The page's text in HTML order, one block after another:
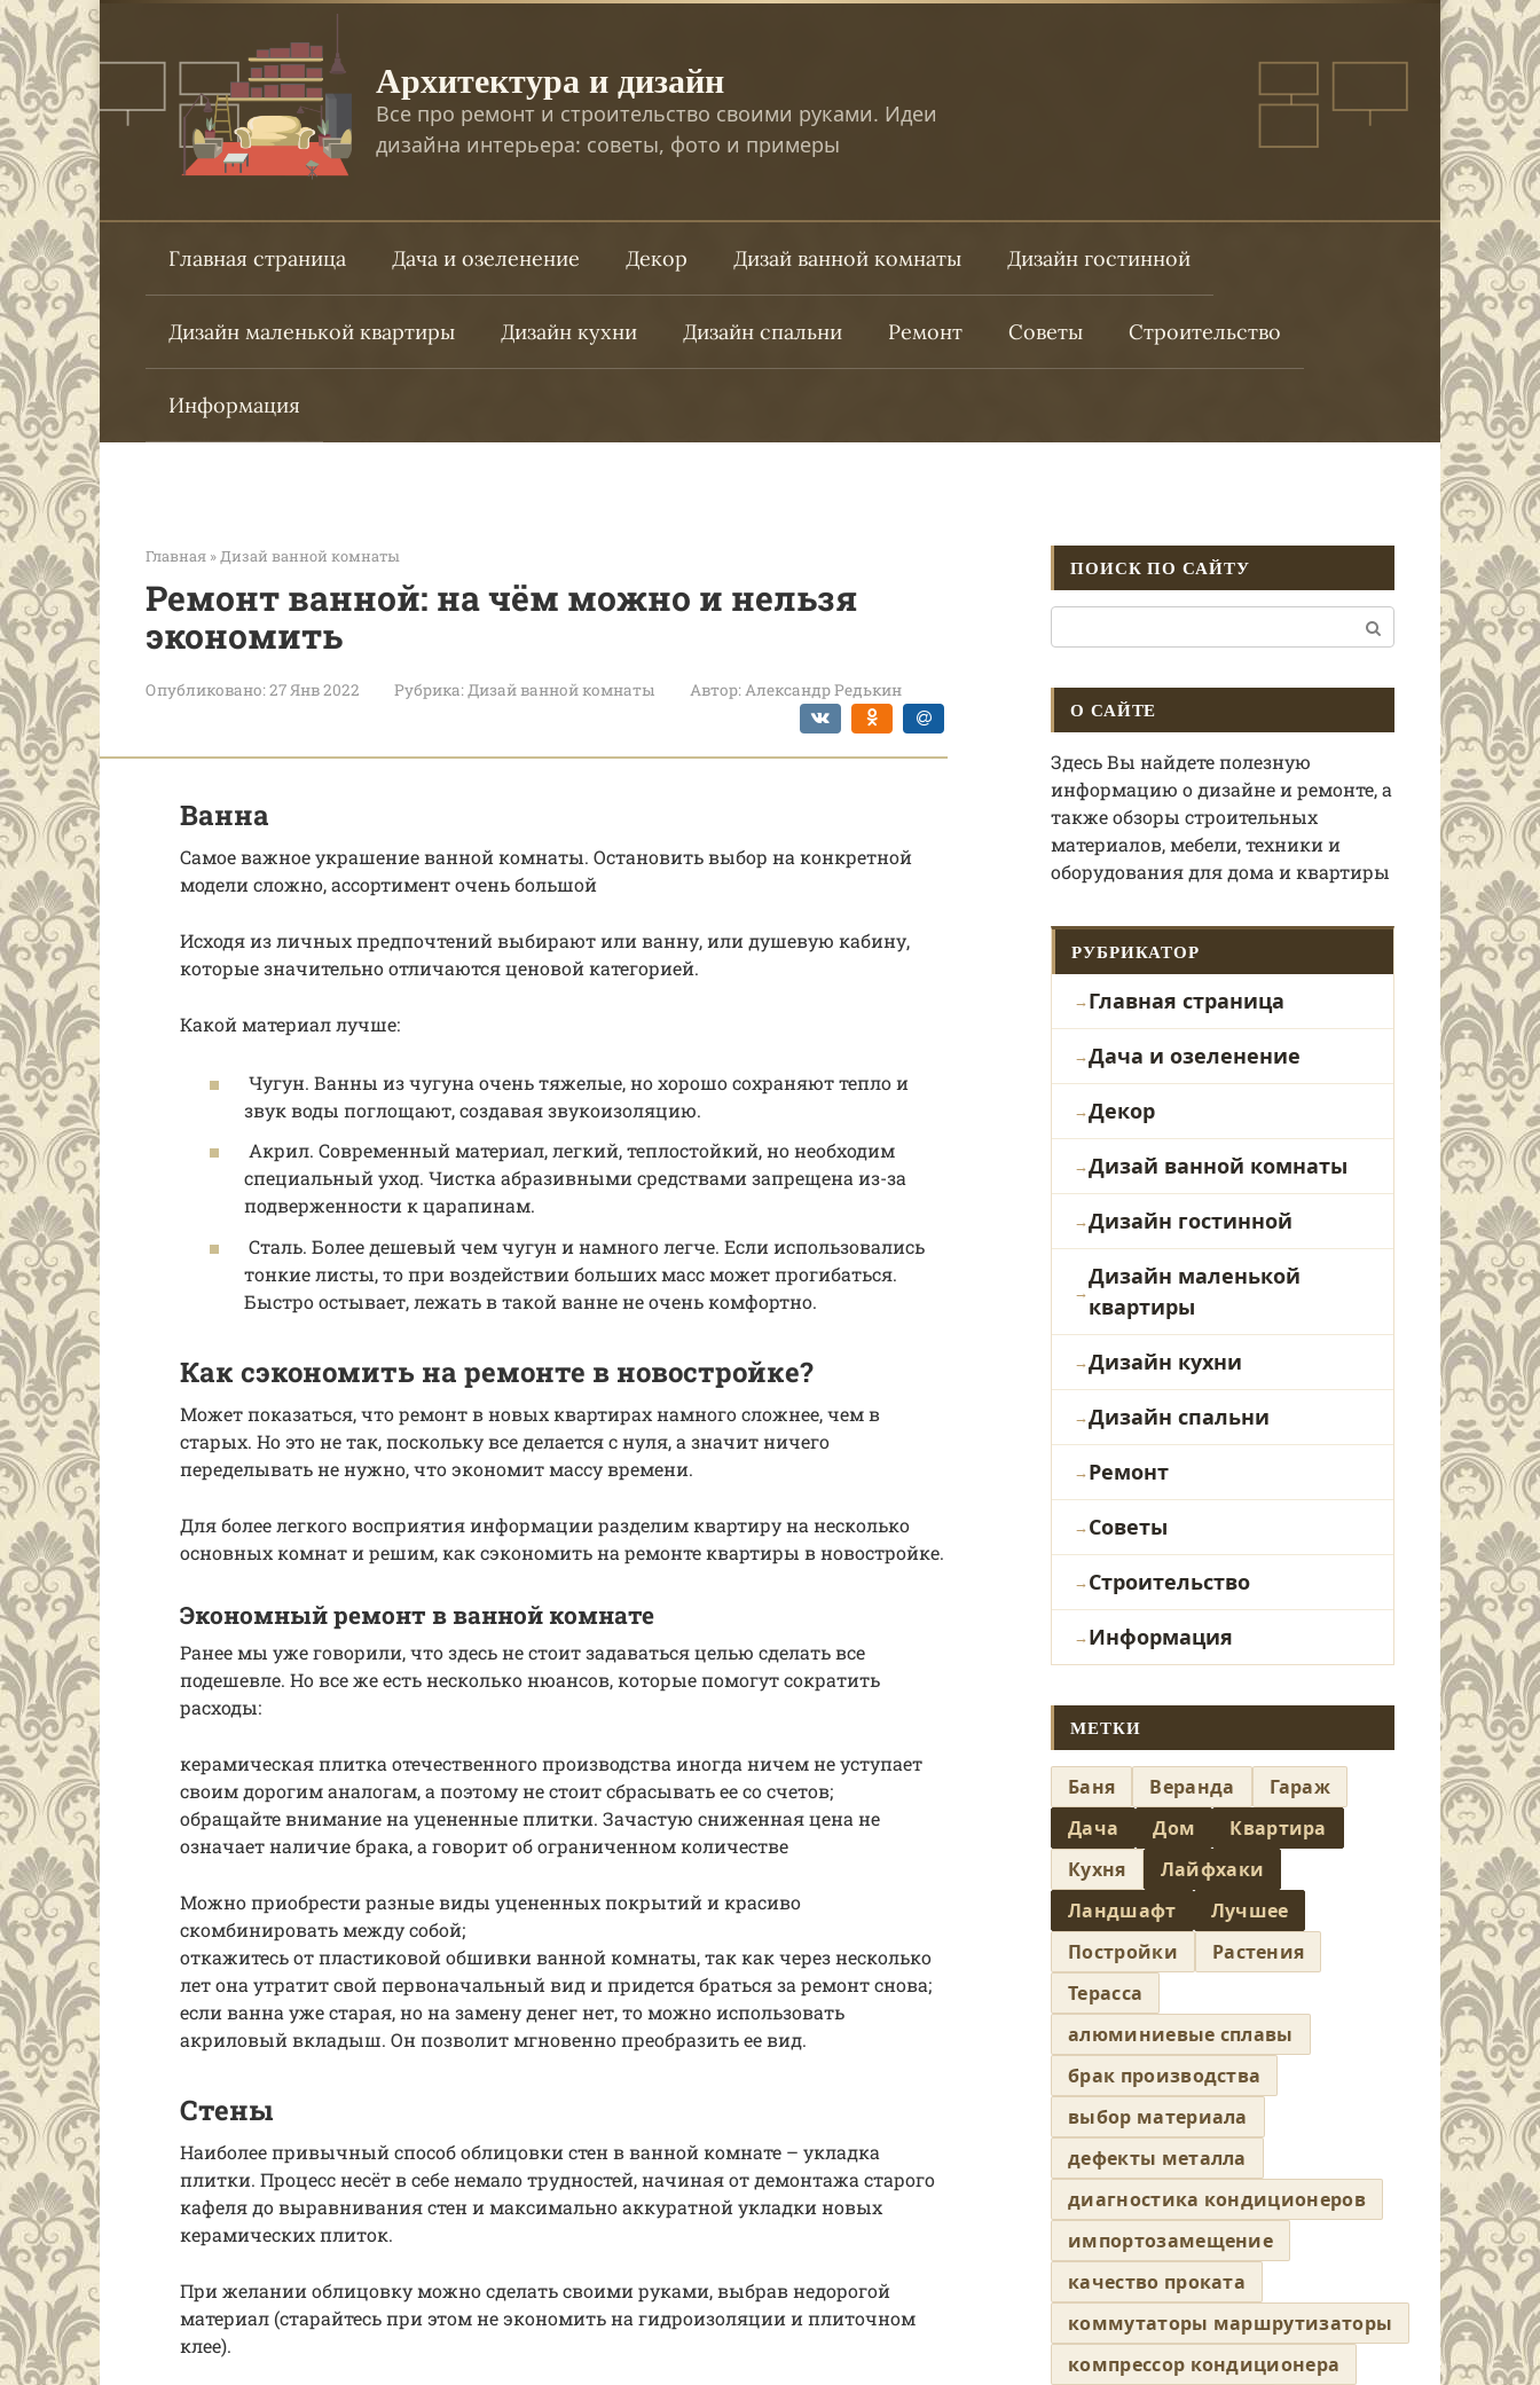
Перейти
к
контенту
Архитектура и дизайн
Все про ремонт и строительство своими руками. Идеи
дизайна интерьера: советы, фото и примеры
Главная страница Дача и озеленение Декор Дизай ванной комнаты Дизайн гостинной
Дизайн маленькой квартиры Дизайн кухни Дизайн спальни Ремонт Советы Строительство
Информация
Главная » Дизай ванной комнаты
Ремонт ванной: на чём можно и нельзя
экономить
Опубликовано:27 Янв 2022 Рубрика:Дизай ванной комнаты Автор:Александр Редькин
Ванна
Самое важное украшение ванной комнаты. Остановить выбор на конкретной
модели сложно, ассортимент очень большой
Исходя из личных предпочтений выбирают или ванну, или душевую кабину,
которые значительно отличаются ценовой категорией.
Какой материал лучше:
Чугун. Ванны из чугуна очень тяжелые, но хорошо сохраняют тепло и
звук воды поглощают, создавая звукоизоляцию.
Акрил. Современный материал, легкий, теплостойкий, но необходим
специальный уход. Чистка абразивными средствами запрещена из-за
подверженности к царапинам.
Сталь. Более дешевый чем чугун и намного легче. Если использовались
тонкие листы, то при воздействии больших масс может прогибаться.
Быстро остывает, лежать в такой ванне не очень комфортно.
Как сэкономить на ремонте в новостройке?
Может показаться, что ремонт в новых квартирах намного сложнее, чем в
старых. Но это не так, поскольку все делается с нуля, а значит ничего
переделывать не нужно, что экономит массу времени.
Для более легкого восприятия информации разделим квартиру на несколько
основных комнат и решим, как сэкономить на ремонте квартиры в новостройке.
Экономный ремонт в ванной комнате
Ранее мы уже говорили, что здесь не стоит задаваться целью сделать все
подешевле. Но все же есть несколько нюансов, которые помогут сократить
расходы:
керамическая плитка отечественного производства иногда ничем не уступает
своим дорогим аналогам, а поэтому не стоит сбрасывать ее со счетов;
обращайте внимание на уцененные плитки. Зачастую сниженная цена не
означает наличие брака, а говорит об ограниченном количестве
Можно приобрести разные виды уцененных покрытий и красиво
скомбинировать между собой;
откажитесь от пластиковой обшивки ванной комнаты, так как через несколько
лет она утратит свой первоначальный вид и придется браться за ремонт снова;
если ванна уже старая, но на замену денег нет, то можно использовать
акриловый вкладыш. Он позволит мгновенно преобразить ее вид.
Стены
Наиболее привычный способ облицовки стен в ванной комнате – укладка
плитки. Процесс несёт в себе немало трудностей, начиная от демонтажа старого
кафеля до выравнивания стен и максимально аккуратной укладки новых
керамических плиток.
При желании облицовку можно сделать своими руками, выбрав недорогой
материал (старайтесь при этом не экономить на гидроизоляции и плиточном
клее).
ПОИСК ПО САЙТУ
О САЙТЕ
Здесь Вы найдете полезную
информацию о дизайне и ремонте, а
также обзоры строительных
материалов, мебели, техники и
оборудования для дома и квартиры
РУБРИКАТОР
Главная страница
Дача и озеленение
Декор
Дизай ванной комнаты
Дизайн гостинной
Дизайн маленькой
квартиры
Дизайн кухни
Дизайн спальни
Ремонт
Советы
Строительство
Информация
МЕТКИ
Баня Веранда
Гараж
Дача
Дом
Квартира
Кухня
Лайфхаки
Ландшафт
Лучшее
Постройки
Растения
Терасса
алюминиевые сплавы
брак производства
выбор материала
дефекты металла
диагностика кондиционеров
импортозамещение
качество проката
коммутаторы маршрутизаторы
компрессор кондиционера